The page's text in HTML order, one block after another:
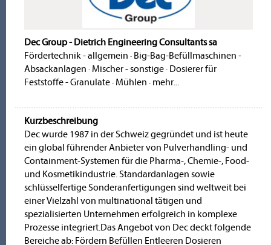
Dec Group - Dietrich Engineering Consultants sa
Fördertechnik - allgemein · Big-Bag-Befüllmaschinen -
Absackanlagen · Mischer - sonstige· Dosierer für
Feststoffe - Granulate· Mühlen · mehr...
Kurzbeschreibung
Dec wurde 1987 in der Schweiz gegründet und ist heute
ein global führender Anbieter von Pulverhandling- und
Containment-Systemen für die Pharma-, Chemie-, Food-
und Kosmetikindustrie. Standardanlagen sowie
schlüsselfertige Sonderanfertigungen sind weltweit bei
einer Vielzahl von multinational tätigen und
spezialisierten Unternehmen erfolgreich in komplexe
Prozesse integriert.Das Angebot von Dec deckt folgende
Bereiche ab: Fördern Befüllen Entleeren Dosieren